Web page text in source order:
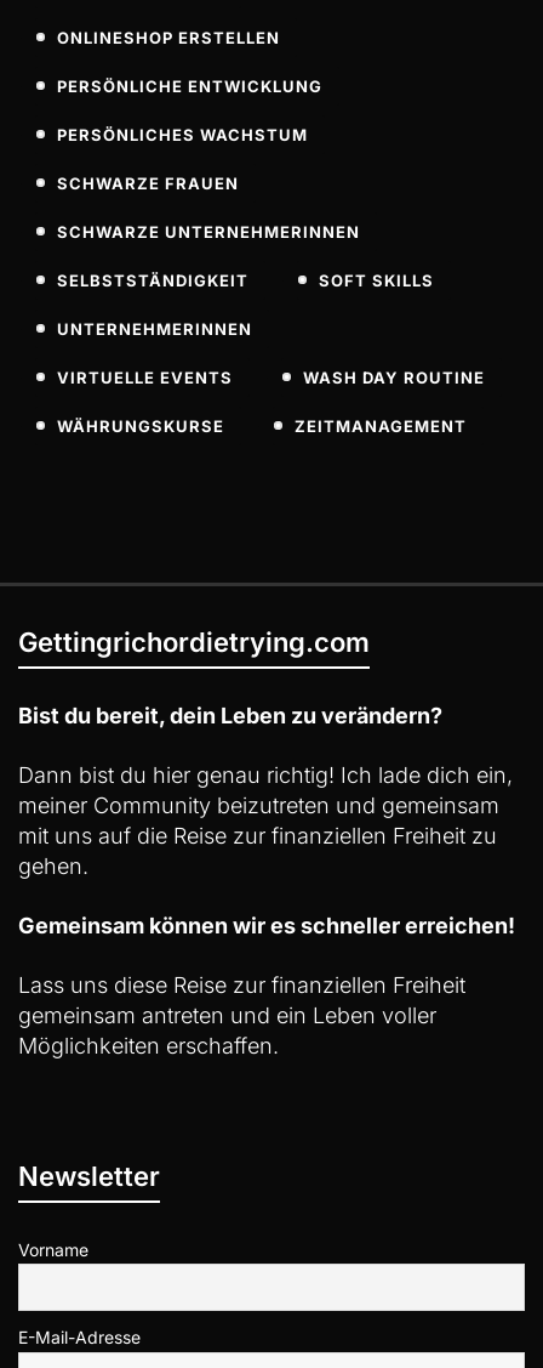
ONLINESHOP ERSTELLEN
PERSÖNLICHE ENTWICKLUNG
PERSÖNLICHES WACHSTUM
SCHWARZE FRAUEN
SCHWARZE UNTERNEHMERINNEN
SELBSTSTÄNDIGKEIT SOFT SKILLS
UNTERNEHMERINNEN
VIRTUELLE EVENTS WASH DAY ROUTINE
WÄHRUNGSKURSE ZEITMANAGEMENT
Gettingrichordietrying.com
Bist du bereit, dein Leben zu verändern?
Dann bist du hier genau richtig! Ich lade dich ein,
meiner Community beizutreten und gemeinsam
mit uns auf die Reise zur finanziellen Freiheit zu
gehen.
Gemeinsam können wir es schneller erreichen!
Lass uns diese Reise zur finanziellen Freiheit
gemeinsam antreten und ein Leben voller
Möglichkeiten erschaffen.
Newsletter
Vorname
E-Mail-Adresse